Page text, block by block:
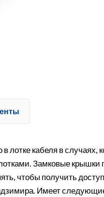
кабеля в случаях,
Замковые крышки
чтобы получить
Имеет